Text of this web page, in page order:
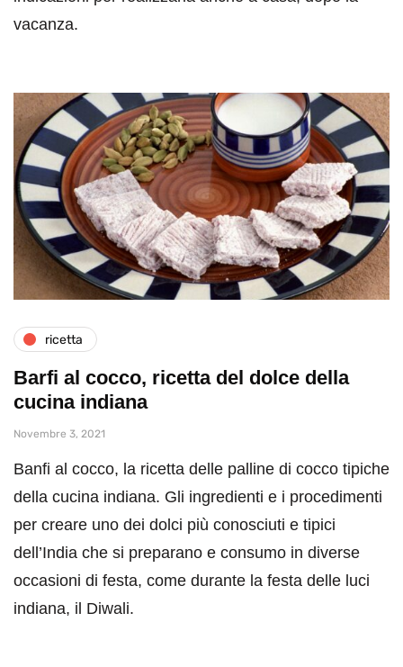
vacanza.
ricetta
Barfi al cocco, ricetta del dolce della
cucina indiana
Novembre 3, 2021
Banfi al cocco, la ricetta delle palline di cocco tipiche
della cucina indiana. Gli ingredienti e i procedimenti
per creare uno dei dolci più conosciuti e tipici
dell’India che si preparano e consumo in diverse
occasioni di festa, come durante la festa delle luci
indiana, il Diwali.